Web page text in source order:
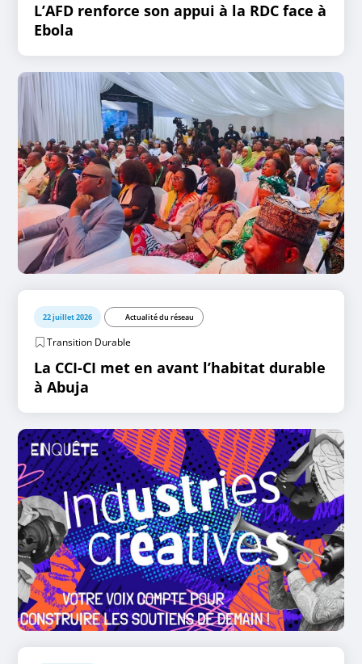
L’AFD renforce son appui à la RDC face à
Ebola
22 juillet 2026 Actualité du réseau
Transition Durable
La CCI-CI met en avant l’habitat durable
à Abuja